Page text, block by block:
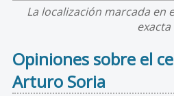
La localización marcada en
exacta
Opiniones sobre el
Arturo Soria